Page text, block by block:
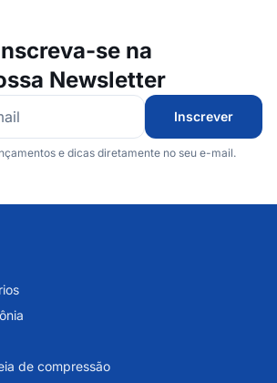
se na
Newsletter
Inscrever
e dicas diretamente no seu e-mail.
de compressão